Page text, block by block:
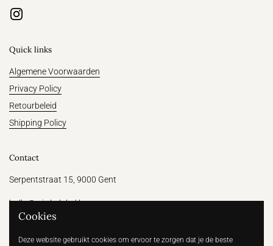
Instagram
Quick links
Algemene Voorwaarden
Privacy Policy
Retourbeleid
Shipping Policy
Contact
Serpentstraat 15, 9000 Gent
hallo@witthelabel.be
Cookies
Deze website gebruikt cookies om ervoor te zorgen dat je de beste